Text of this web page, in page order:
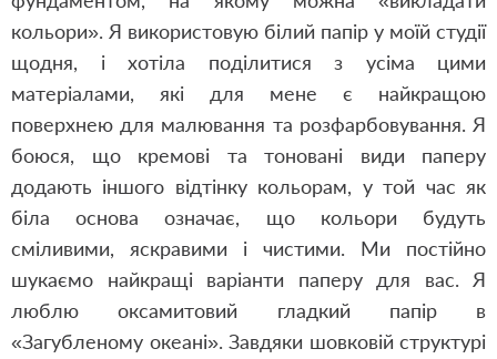
кольори». Я використовую білий папір у моїй студії
щодня, і хотіла поділитися з усіма цими
матеріалами, які для мене є найкращою
поверхнею для малювання та розфарбовування. Я
боюся, що кремові та тоновані види паперу
додають іншого відтінку кольорам, у той час як
біла основа означає, що кольори будуть
сміливими, яскравими і чистими. Ми постійно
шукаємо найкращі варіанти паперу для вас. Я
люблю оксамитовий гладкий папір в
«Загубленому океані». Завдяки шовковій структурі